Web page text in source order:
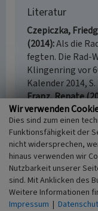
Literatur
Czepiczka,
(2014) Als die
fegten. Die Rad-
Klingenring vor
Kalender 2014,
Franz, Renate
das rätselhafte
Albert Richter.
Mitarbeit von
Hempelmann.
Mergen, Jost
vergessene
Kulturerbe? In:
211-215.
Wir verwenden
Dies sind zum einen
Funktionsfähigkeit der
nicht widersprechen,
hinaus verwenden wir
Nutzbarkeit unserer
sind. Mit Anklicken des
Weitere Informationen
Impressum |